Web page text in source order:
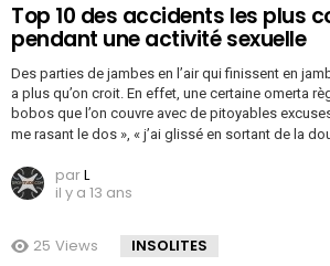
Top 10 des accidents les plus
pendant une activité sexuelle
Des parties de jambes en l’air qui finissent en
a plus qu’on croit. En effet, une certaine omerta
bobos que l’on couvre avec de pitoyables
me rasant le dos », « j’ai glissé en sortant de la
parL
il y a 13 ans
25 Views INSOLITES